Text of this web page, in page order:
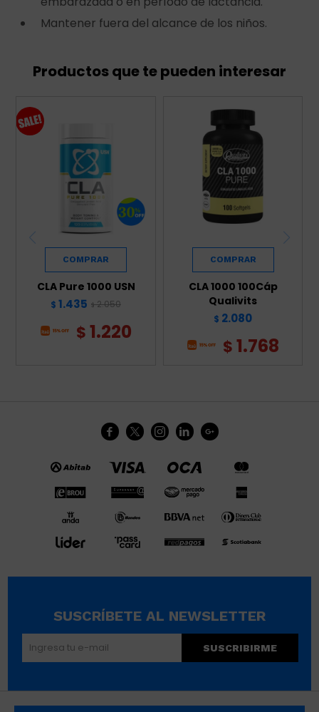
Mantener fuera del alcance de los niños.
Productos que te pueden interesar
CLA Pure 1000 USN
$ 1.435 $ 2.050
$1.220
CLA 1000 100Cáp
Qualivits
$ 2.080
$1.768
    
SUSCRÍBETE AL NEWSLETTER
SUSCRIBIRME